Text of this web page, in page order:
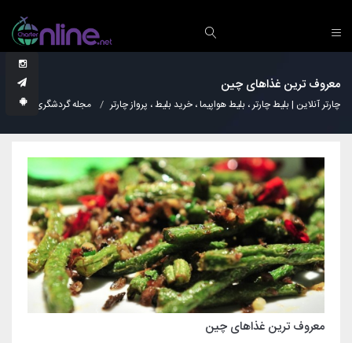
معروف ترین غذاهای چین
چارتر آنلاین | بلیط چارتر ، بلیط هواپیما ، خرید بلیط ، پرواز چارتر مجله گردشگری
معروف ترین غذاهای چین